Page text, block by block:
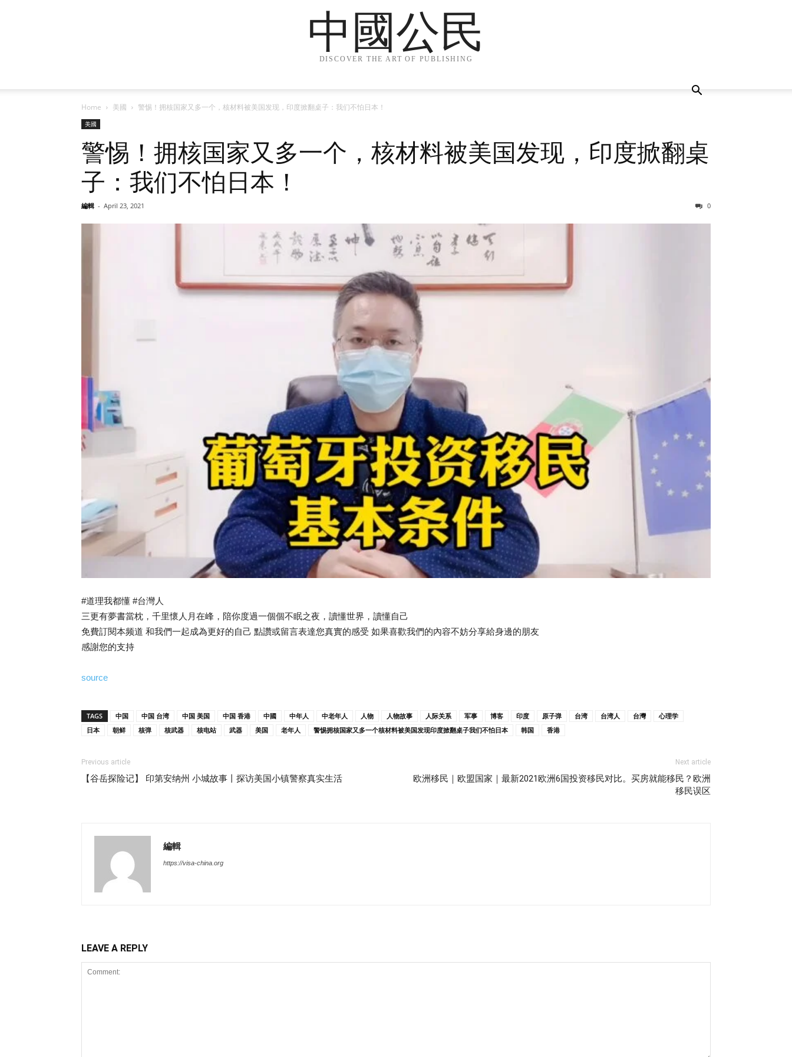
中國公民
DISCOVER THE ART OF PUBLISHING
Home 美國 警惕！拥核国家又多一个，核材料被美国发现，印度掀翻桌子：我们不怕日本！
美國
警惕！拥核国家又多一个，核材料被美国发现，印度掀翻桌
子：我们不怕日本！
編輯 - April 23, 2021 0
#道理我都懂 #台灣人
三更有夢書當枕，千里懷人月在峰，陪你度過一個個不眠之夜，讀懂世界，讀懂自己
免費訂閱本频道 和我們一起成為更好的自己 點讚或留言表達您真實的感受 如果喜歡我們的內容不妨分享給身邊的朋友
感謝您的支持
source
TAGS 中国 中国 台湾 中国 美国 中国 香港 中國 中年人 中老年人 人物 人物故事 人际关系 军事 博客 印度 原子弹 台湾 台湾人 台灣
心理学
日本
朝鲜 核弹 核武器 核电站 武器 美国 老年人 警惕拥核国家又多一个核材料被美国发现印度掀翻桌子我们不怕日本 韩国 香港
Previous article
【谷岳探险记】 印第安纳州 小城故事丨探访美国小镇警察真实生活
Next article
欧洲移民｜欧盟国家｜最新2021欧洲6国投资移民对比。买房就能移民？欧洲
移民误区
編輯
https://visa-china.org
LEAVE A REPLY